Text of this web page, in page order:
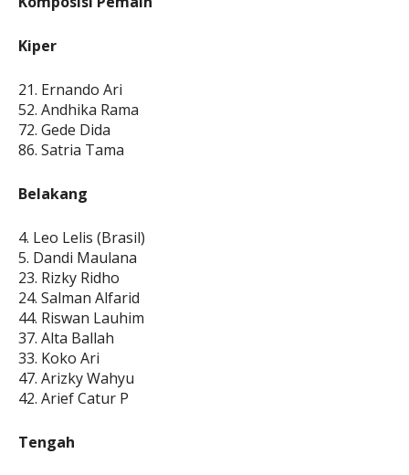
Kiper
21. Ernando Ari
52. Andhika Rama
72. Gede Dida
86. Satria Tama
Belakang
4. Leo Lelis (Brasil)
5. Dandi Maulana
23. Rizky Ridho
24. Salman Alfarid
44. Riswan Lauhim
37. Alta Ballah
33. Koko Ari
47. Arizky Wahyu
42. Arief Catur P
Tengah